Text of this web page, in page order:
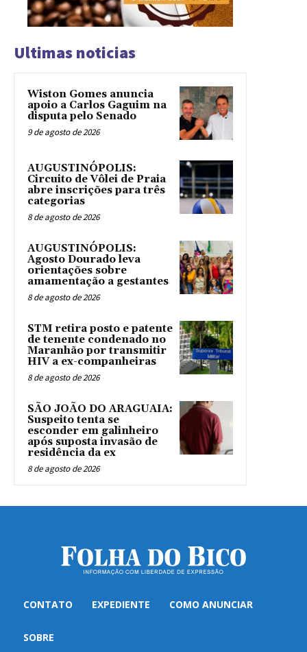
Ultimas noticias
Wiston Gomes anuncia
apoio a Carlos Gaguim na
disputa pelo Senado
9 de agosto de 2026
AUGUSTINÓPOLIS:
Circuito de Vôlei de Praia
abre inscrições para três
categorias
8 de agosto de 2026
AUGUSTINÓPOLIS:
Agosto Dourado leva
orientações sobre
amamentação a gestantes
8 de agosto de 2026
STM retira posto e patente
de tenente condenado no
Maranhão por transmitir
HIV a ex-companheiras
8 de agosto de 2026
SÃO JOÃO DO ARAGUAIA:
Suspeito tenta se
esconder em galinheiro
após suposta invasão de
residência da ex
8 de agosto de 2026
CONTATO EXPEDIENTE COMO ANUNCIAR
SOBRE